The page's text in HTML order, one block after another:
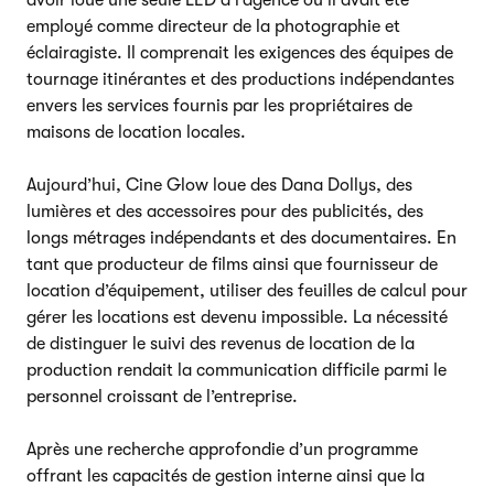
employé comme directeur de la photographie et
éclairagiste. Il comprenait les exigences des équipes de
tournage itinérantes et des productions indépendantes
envers les services fournis par les propriétaires de
maisons de location locales.
Aujourd’hui, Cine Glow loue des Dana Dollys, des
lumières et des accessoires pour des publicités, des
longs métrages indépendants et des documentaires. En
tant que producteur de films ainsi que fournisseur de
location d’équipement, utiliser des feuilles de calcul pour
gérer les locations est devenu impossible. La nécessité
de distinguer le suivi des revenus de location de la
production rendait la communication difficile parmi le
personnel croissant de l’entreprise.
Après une recherche approfondie d’un programme
offrant les capacités de gestion interne ainsi que la